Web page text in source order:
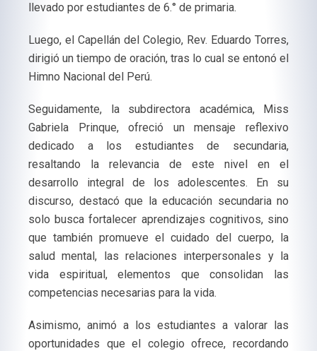
llevado por estudiantes de 6.° de primaria.
Luego, el Capellán del Colegio, Rev. Eduardo Torres,
dirigió un tiempo de oración, tras lo cual se entonó el
Himno Nacional del Perú.
Seguidamente, la subdirectora académica, Miss
Gabriela Prinque, ofreció un mensaje reflexivo
dedicado a los estudiantes de secundaria,
resaltando la relevancia de este nivel en el
desarrollo integral de los adolescentes. En su
discurso, destacó que la educación secundaria no
solo busca fortalecer aprendizajes cognitivos, sino
que también promueve el cuidado del cuerpo, la
salud mental, las relaciones interpersonales y la
vida espiritual, elementos que consolidan las
competencias necesarias para la vida.
Asimismo, animó a los estudiantes a valorar las
oportunidades que el colegio ofrece, recordando